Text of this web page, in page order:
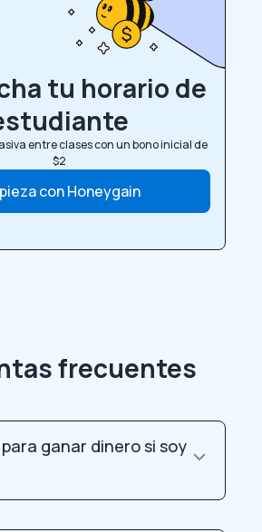
tu horario de
entre clases con un bono inicial de
$2
con Honeygain
frecuentes
ganar dinero si soy